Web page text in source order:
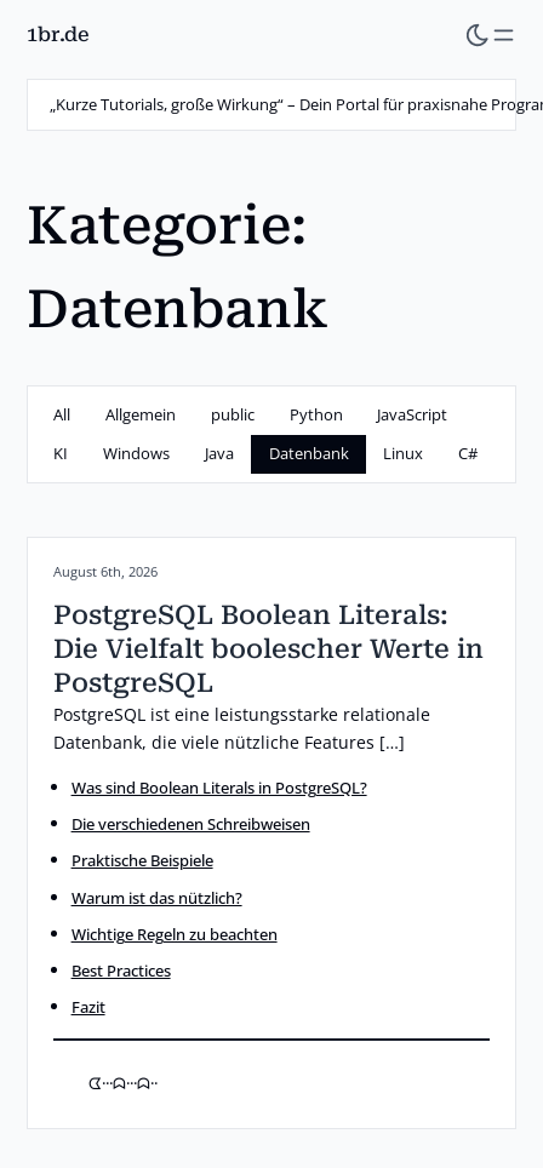
Skip
content
1br.de
„Kurze Tutorials, große Wirkung“ – Dein Portal für praxisnahe
Kategorie:
Datenbank
All Allgemein public Python
JavaScript
KI
Windows Java Datenbank Linux C#
Posted on:
August 6th, 2026
PostgreSQL Boolean Literals:
Die Vielfalt boolescher Werte in
PostgreSQL
PostgreSQL ist eine leistungsstarke relationale
Datenbank, die viele nützliche Features […]
Was sind Boolean Literals in PostgreSQL?
Die verschiedenen Schreibweisen
Praktische Beispiele
Warum ist das nützlich?
Wichtige Regeln zu beachten
Best Practices
Fazit
ᗧ···ᗣ···ᗣ··